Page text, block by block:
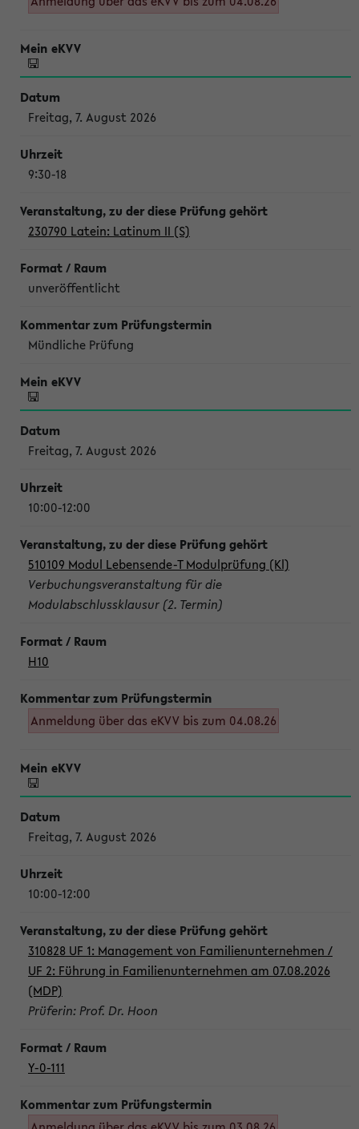
Freitag, 7. August 2026
9:30-18
230790 Latein: Latinum II (S)
unveröffentlicht
Mündliche Prüfung
Freitag, 7. August 2026
10:00-12:00
510109 Modul Lebensende-T Modulprüfung (Kl)
Verbuchungsveranstaltung für die
Modulabschlussklausur (2. Termin)
H10
Anmeldung über das eKVV bis zum 04.08.26
Freitag, 7. August 2026
10:00-12:00
310828 UF 1: Management von Familienunternehmen /
UF 2: Führung in Familienunternehmen am 07.08.2026
(MDP)
Prüferin: Prof. Dr. Hoon
Y-0-111